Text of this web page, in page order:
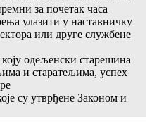
за почетак часа
улазити у наставничку
или друге службене
одељенски старешина
и старатељима, успех
су утврђене Законом и